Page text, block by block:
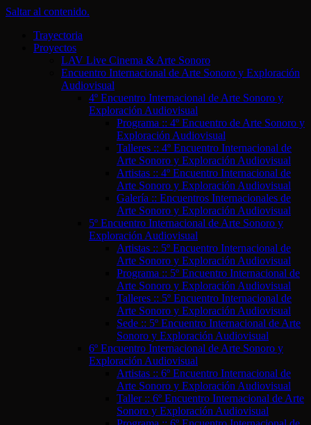
Saltar al contenido.
Trayectoria
Proyectos
LAV Live Cinema & Arte Sonoro
Encuentro Internacional de Arte Sonoro y Exploración
Audiovisual
4º Encuentro Internacional de Arte Sonoro y
Exploración Audiovisual
Programa :: 4º Encuentro de Arte Sonoro y
Exploración Audiovisual
Talleres :: 4º Encuentro Internacional de
Arte Sonoro y Exploración Audiovisual
Artistas :: 4º Encuentro Internacional de
Arte Sonoro y Exploración Audiovisual
Galería :: Encuentros Internacionales de
Arte Sonoro y Exploración Audiovisual
5º Encuentro Internacional de Arte Sonoro y
Exploración Audiovisual
Artistas :: 5º Encuentro Internacional de
Arte Sonoro y Exploración Audiovisual
Programa :: 5º Encuentro Internacional de
Arte Sonoro y Exploración Audiovisual
Talleres :: 5º Encuentro Internacional de
Arte Sonoro y Exploración Audiovisual
Sede :: 5º Encuentro Internacional de Arte
Sonoro y Exploración Audiovisual
6º Encuentro Internacional de Arte Sonoro y
Exploración Audiovisual
Artistas :: 6º Encuentro Internacional de
Arte Sonoro y Exploración Audiovisual
Taller :: 6º Encuentro Internacional de Arte
Sonoro y Exploración Audiovisual